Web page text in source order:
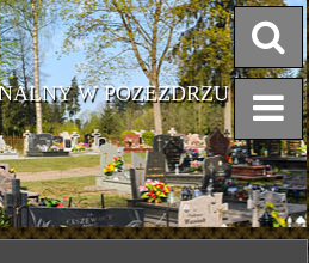
W POZEZDRZU